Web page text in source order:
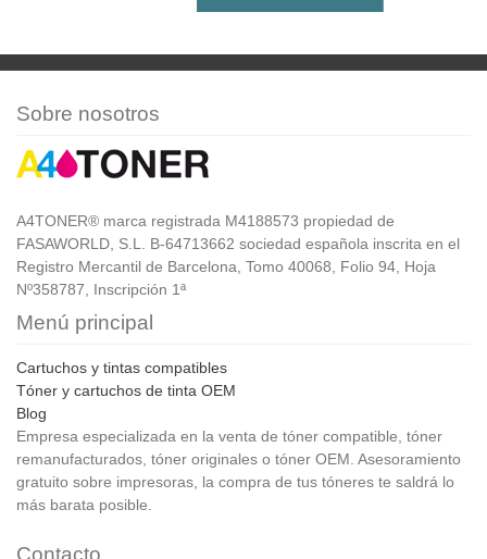
Sobre nosotros
A4TONER® marca registrada M4188573 propiedad de
FASAWORLD, S.L. B-64713662 sociedad española inscrita en el
Registro Mercantil de Barcelona, Tomo 40068, Folio 94, Hoja
Nº358787, Inscripción 1ª
Menú principal
Cartuchos y tintas compatibles
Tóner y cartuchos de tinta OEM
Blog
Empresa especializada en la venta de tóner compatible, tóner
remanufacturados, tóner originales o tóner OEM. Asesoramiento
gratuito sobre impresoras, la compra de tus tóneres te saldrá lo
más barata posible.